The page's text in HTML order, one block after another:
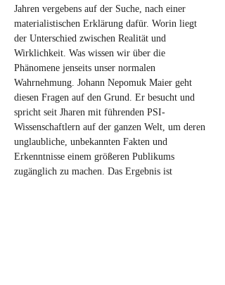
Jahren vergebens auf der Suche, nach einer
materialistischen Erklärung dafür. Worin liegt
der Unterschied zwischen Realität und
Wirklichkeit. Was wissen wir über die
Phänomene jenseits unser normalen
Wahrnehmung. Johann Nepomuk Maier geht
diesen Fragen auf den Grund. Er besucht und
spricht seit Jharen mit führenden PSI-
Wissenschaftlern auf der ganzen Welt, um deren
unglaubliche, unbekannten Fakten und
Erkenntnisse einem größeren Publikums
zugänglich zu machen. Das Ergebnis ist